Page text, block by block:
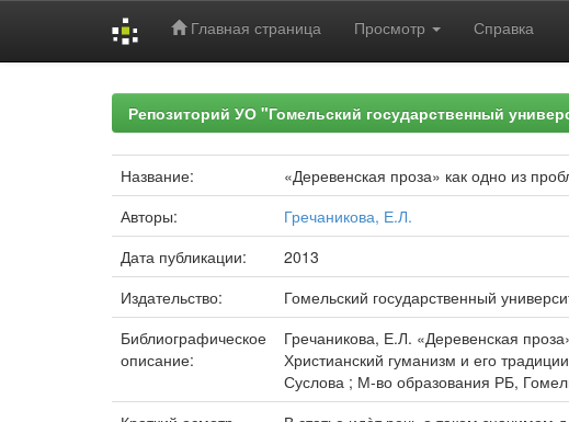
Главная страница Просмотр Справка
Репозиторий УО "Гомельский государственный
Название:
«Деревенская проза» как одно из
Авторы:
Гречаникова, Е.Л.
Дата публикации:
2013
Издательство:
Гомельский государственный
Библиографическое
описание:
Гречаникова, Е.Л. «Деревенская
Христианский гуманизм и его
Суслова ; М-во образования РБ,